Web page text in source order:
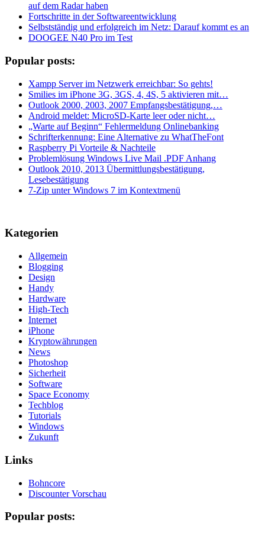
auf dem Radar haben
Fortschritte in der Softwareentwicklung
Selbstständig und erfolgreich im Netz: Darauf kommt es an
DOOGEE N40 Pro im Test
Popular posts:
Xampp Server im Netzwerk erreichbar: So gehts!
Smilies im iPhone 3G, 3GS, 4, 4S, 5 aktivieren mit…
Outlook 2000, 2003, 2007 Empfangsbestätigung,…
Android meldet: MicroSD-Karte leer oder nicht…
„Warte auf Beginn“ Fehlermeldung Onlinebanking
Schrifterkennung: Eine Alternative zu WhatTheFont
Raspberry Pi Vorteile & Nachteile
Problemlösung Windows Live Mail .PDF Anhang
Outlook 2010, 2013 Übermittlungsbestätigung,
Lesebestätigung
7-Zip unter Windows 7 im Kontextmenü
Kategorien
Allgemein
Blogging
Design
Handy
Hardware
High-Tech
Internet
iPhone
Kryptowährungen
News
Photoshop
Sicherheit
Software
Space Economy
Techblog
Tutorials
Windows
Zukunft
Links
Bohncore
Discounter Vorschau
Popular posts: